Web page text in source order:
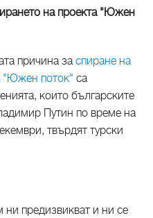
на проекта "Южен
причина заспиране на
"Южен поток" са
които българските
Путин по време на
твърдят турски
предизвикват и ни се